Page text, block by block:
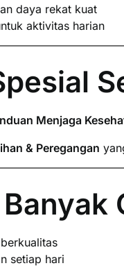
daya rekat kuat
aktivitas harian
Menjaga
& Peregangan
setiap hari